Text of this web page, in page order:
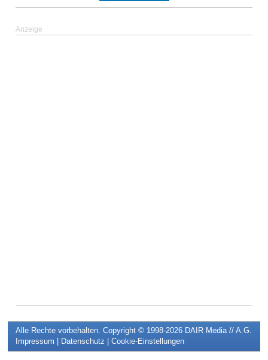
Anzeige
Alle Rechte vorbehalten. Copyright © 1998-2026 DAIR Media // A.G.
Impressum
Datenschutz Cookie-Einstellungen